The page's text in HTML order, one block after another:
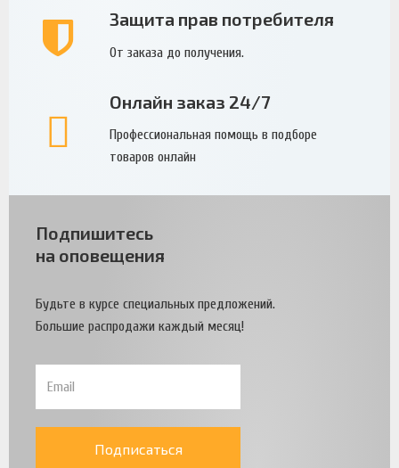
Защита прав потребителя
От заказа до получения.
Онлайн заказ 24/7
Профессиональная помощь в подборе
товаров онлайн
Подпишитесь
на оповещения
Будьте в курсе специальных предложений.
Большие распродажи каждый месяц!
Подписаться